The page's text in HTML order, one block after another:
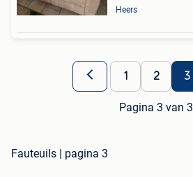
Heers
1 2 3
Pagina 3 van 3
Fauteuils | pagina 3